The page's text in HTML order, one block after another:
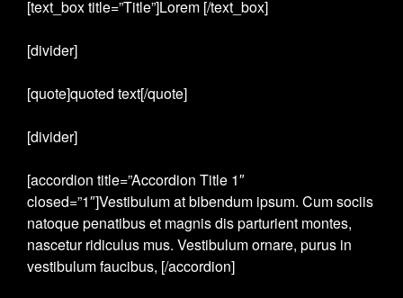
[text_box title=”Title”]Lorem [/text_box]
[divider]
[quote]quoted text[/quote]
[divider]
[accordion title=”Accordion Title 1″
closed=”1″]Vestibulum at bibendum ipsum. Cum sociis
natoque penatibus et magnis dis parturient montes,
nascetur ridiculus mus. Vestibulum ornare, purus in
vestibulum faucibus, [/accordion]